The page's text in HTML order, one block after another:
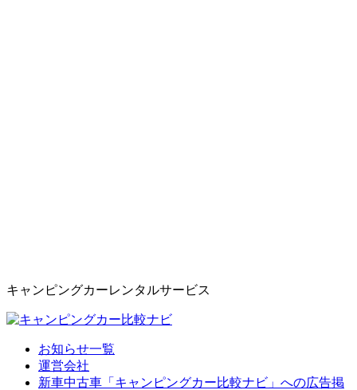
キャンピングカーレンタルサービス
お知らせ一覧
運営会社
新車中古車「キャンピングカー比較ナビ」への広告掲